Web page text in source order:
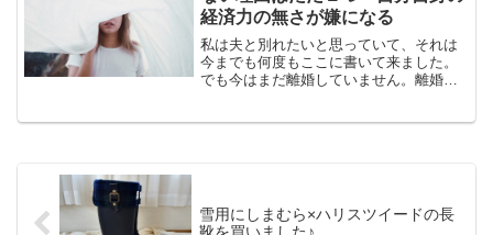
経済力の無さが嫌になる
私は夫と別れたいと思っていて、それは
今までも何度もここに書いて来ました。
でも今はまだ離婚していません。離婚し
雪用にしまむら×ハリスツイードの長